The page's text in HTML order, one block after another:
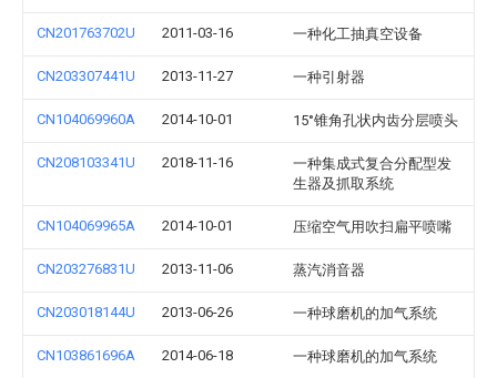
CN201763702U 2011-03-16 一种化工抽真空设备
CN203307441U 2013-11-27 一种引射器
CN104069960A 2014-10-01 15°锥角孔状内齿分层喷头
CN208103341U 2018-11-16
一种集成式复合分配型发
生器及抓取系统
CN104069965A 2014-10-01 压缩空气用吹扫扁平喷嘴
CN203276831U 2013-11-06 蒸汽消音器
CN203018144U 2013-06-26 一种球磨机的加气系统
CN103861696A 2014-06-18 一种球磨机的加气系统